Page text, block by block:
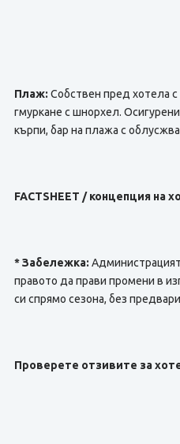
Плаж: Собствен пред хотела
гмуркане с шнорхел.
кърпи, бар на плажа с
FACTSHEET / концепция на
* Забележка:
правото да прави промени в
си спрямо сезона, без
Проверете отзивите за